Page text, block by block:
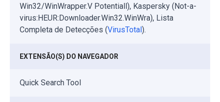
Win32/WinWrapper.V Potentiall), Kaspersky (Not-a-
virus:HEUR:Downloader.Win32.WinWra), Lista
Completa de Detecções (VirusTotal ).
EXTENSÃO(S) DO NAVEGADOR
Quick Search Tool